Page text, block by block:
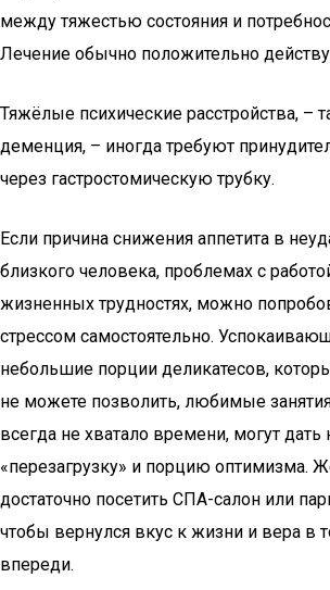
между тяжестью состояния и
Лечение обычно положительно
Тяжёлые психические расстройства, –
деменция, – иногда требуют
через гастростомическую трубку.
Если причина снижения аппетита в
близкого человека, проблемах с
жизненных трудностях, можно
стрессом самостоятельно.
небольшие порции деликатесов,
не можете позволить, любимые
всегда не хватало времени, могут
«перезагрузку» и порцию оптимизма.
достаточно посетить СПА-салон или
чтобы вернулся вкус к жизни и вера в
впереди.